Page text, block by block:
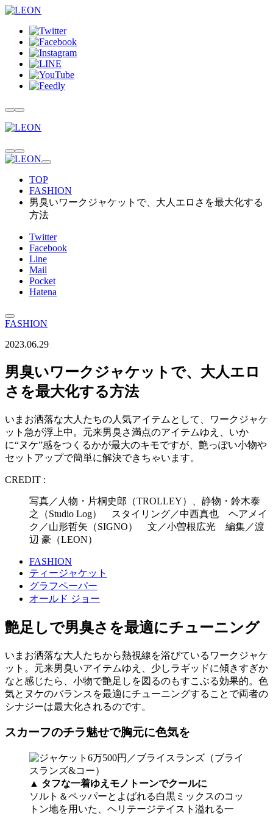
TOP
FASHION
男臭いワークジャケットで、大人エロさを最大化する
方法
Twitter
Facebook
Line
Mail
Pocket
Hatena
FASHION
2023.06.29
男臭いワークジャケットで、大人エロ
さを最大化する方法
いまお洒落な大人たちの人気アイテムとして、ワークジャケ
ット急が浮上中。元来男臭さ満点のアイテムゆえ、いか
に“ヌケ”感をつくるかが最大のキモですが、艶っぽい小物や
セットアップで簡単に解決できちゃいます。
CREDIT :
写真／人物・片桐史郎（TROLLEY）、静物・鈴木泰
之（Studio Log） スタイリング／中西真也 ヘアメイ
ク／山形哲矢（SIGNO） 文／小曽根広光 編集／渡
辺 豪（LEON）
FASHION
ティージャケット
グラフペーパー
オールド ジョー
艶足しで男臭さを最適にチューニング
いまお洒落な大人たちから熱視線を浴びているワークジャケ
ット。元来男臭いアイテムゆえ、少しラギッドに傾きすぎか
なと感じたら、小物で艶足しを図るのもすこぶる効果的。色
気とヌケのバランスを最適にチューニングすることで両者の
シナジーは最大化されるのです。
スカーフのチラ魅せで胸元に色気を
▲ タフな一着ゆえモノトーンでクールに
ソルト＆ペッパーとよばれる白黒ミックスのコッ
トン地を用いた、ヘリテージテイスト溢れる一